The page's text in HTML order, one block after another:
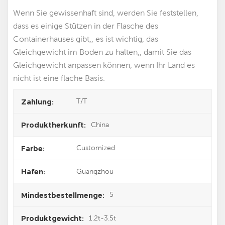
Wenn Sie gewissenhaft sind, werden Sie feststellen,
dass es einige Stützen in der Flasche des
Containerhauses gibt,, es ist wichtig, das
Gleichgewicht im Boden zu halten,, damit Sie das
Gleichgewicht anpassen können, wenn Ihr Land es
nicht ist eine flache Basis.
Zahlung: T/T
Produktherkunft: China
Farbe: Customized
Hafen: Guangzhou
Mindestbestellmenge: 5
Produktgewicht: 1.2t-3.5t